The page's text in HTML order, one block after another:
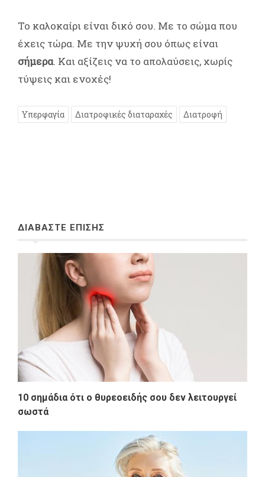
Το καλοκαίρι είναι δικό σου. Με το σώμα που
έχεις τώρα. Με την ψυχή σου όπως είναι
σήμερα. Και αξίζεις να το απολαύσεις, χωρίς
τύψεις και ενοχές!
Υπερφαγία Διατροφικές διαταραχές Διατροφή
ΔΙΑΒΑΣΤΕ ΕΠΙΣΗΣ
10 σημάδια ότι ο θυρεοειδής σου δεν λειτουργεί
σωστά